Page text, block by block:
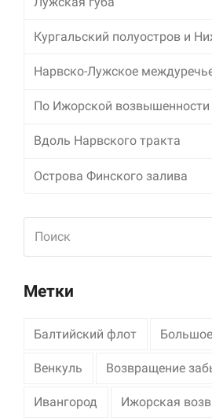
Кургальский полуостров и
Нарвско-Лужское
По Ижорской возвышенности
Вдоль Нарвского тракта
Острова Финского залива
Метки
Балтийский флот
Венкуль Возвращение
Ивангород Ижорская